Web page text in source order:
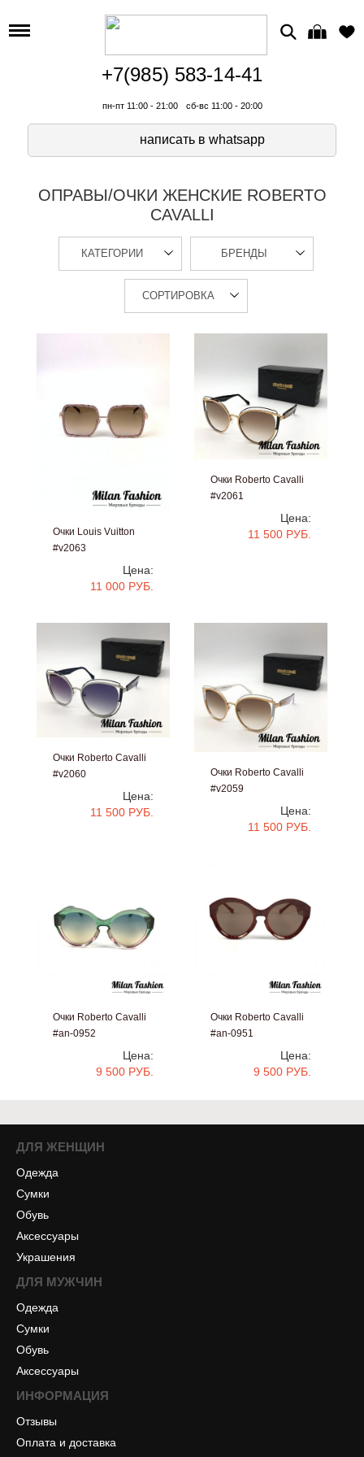
+7(985) 583-14-41
пн-пт 11:00 - 21:00 сб-вс 11:00 - 20:00
написать в whatsapp
ОПРАВЫ/ОЧКИ ЖЕНСКИЕ ROBERTO
CAVALLI
КАТЕГОРИИ БРЕНДЫ
СОРТИРОВКА
Очки Louis Vuitton
#v2063
Цена:
11 000 РУБ.
Очки Roberto Cavalli
#v2061
Цена:
11 500 РУБ.
Очки Roberto Cavalli
#v2060
Цена:
11 500 РУБ.
Очки Roberto Cavalli
#v2059
Цена:
11 500 РУБ.
Очки Roberto Cavalli
#an-0952
Цена:
9 500 РУБ.
Очки Roberto Cavalli
#an-0951
Цена:
9 500 РУБ.
ДЛЯ ЖЕНЩИН
Одежда
Сумки
Обувь
Аксессуары
Украшения
ДЛЯ МУЖЧИН
Одежда
Сумки
Обувь
Аксессуары
ИНФОРМАЦИЯ
Отзывы
Оплата и доставка